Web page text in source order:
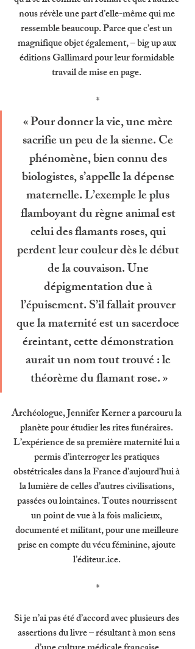
nous révèle une part d’elle-même qui me
ressemble beaucoup. Parce que c’est un
magnifique objet également, – big up aux
éditions Gallimard pour leur formidable
travail de mise en page.
*
« Pour donner la vie, une mère
sacrifie un peu de la sienne. Ce
phénomène, bien connu des
biologistes, s’appelle la dépense
maternelle. L’exemple le plus
flamboyant du règne animal est
celui des flamants roses, qui
perdent leur couleur dès le début
de la couvaison. Une
dépigmentation due à
l’épuisement. S’il fallait prouver
que la maternité est un sacerdoce
éreintant, cette démonstration
aurait un nom tout trouvé : le
théorème du flamant rose. »
Archéologue, Jennifer Kerner a parcouru la
planète pour étudier les rites funéraires.
L’expérience de sa première maternité lui a
permis d’interroger les pratiques
obstétricales dans la France d’aujourd’hui à
la lumière de celles d’autres civilisations,
passées ou lointaines. Toutes nourrissent
un point de vue à la fois malicieux,
documenté et militant, pour une meilleure
prise en compte du vécu féminine, ajoute
l’éditeur.ice.
*
Si je n’ai pas été d’accord avec plusieurs des
assertions du livre – résultant à mon sens